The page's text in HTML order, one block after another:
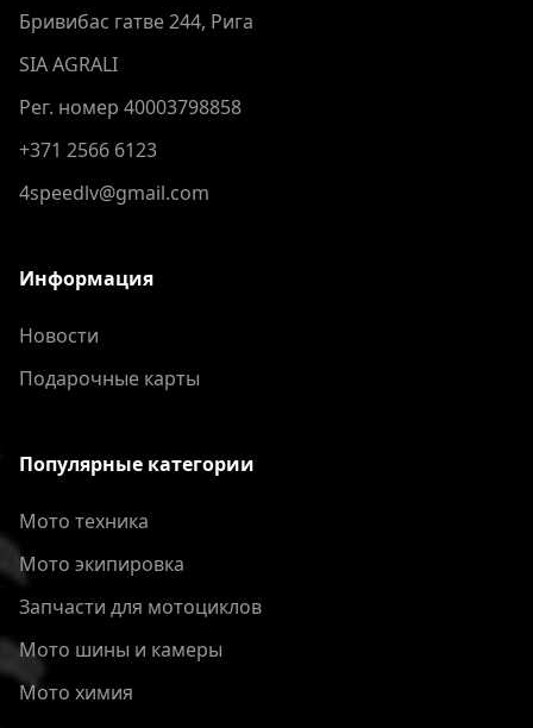
Бривибас гатве 244, Рига
SIA AGRALI
Рег. номер 40003798858
+371 2566 6123
4speedlv@gmail.com
Информация
Новости
Подарочные карты
Популярные категории
Мото техника
Мото экипировка
Запчасти для мотоциклов
Мото шины и камеры
Мото химия